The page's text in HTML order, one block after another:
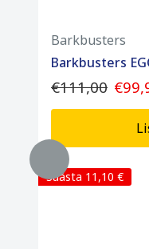
Barkbusters
Barkbusters
€111,00
Säästa 11,10 €